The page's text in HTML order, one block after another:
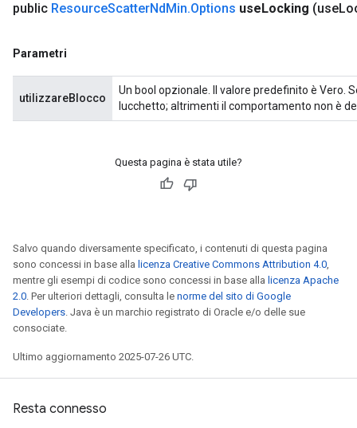
public ResourceScatterNdMin.Options useLocking (use
Parametri
utilizzareBlocco
Un bool opzionale. Il valore predefinito è Vero.
lucchetto; altrimenti il ​​comportamento non è
Questa pagina è stata utile?
Salvo quando diversamente specificato, i contenuti di questa pagina
sono concessi in base alla licenza Creative Commons Attribution 4.0,
mentre gli esempi di codice sono concessi in base alla licenza Apache
2.0. Per ulteriori dettagli, consulta le norme del sito di Google
Developers. Java è un marchio registrato di Oracle e/o delle sue
consociate.
Ultimo aggiornamento 2025-07-26 UTC.
Resta connesso